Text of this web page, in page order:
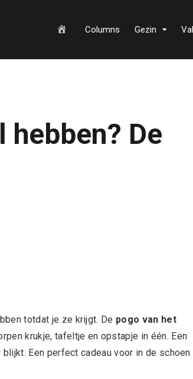
m
Columns Gezin
De
totdat je ze krijgt. De pogo van het
krukje, tafeltje en opstapje in één. Een
Een perfect cadeau voor in de